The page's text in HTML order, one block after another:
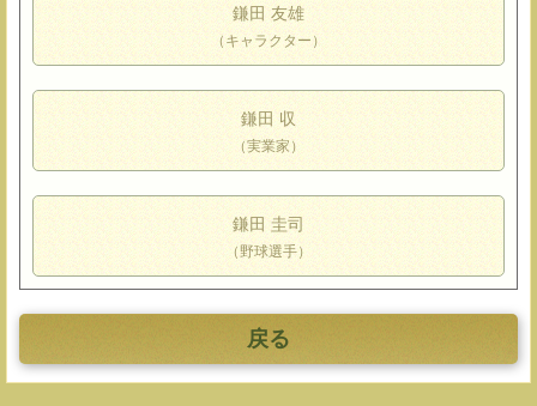
鎌田 友雄
（キャラクター）
鎌田 収
（実業家）
鎌田 圭司
（野球選手）
戻る